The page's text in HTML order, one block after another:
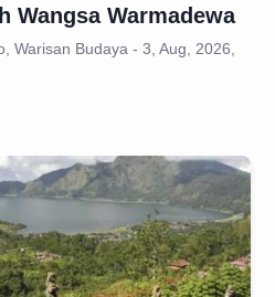
Wangsa Warmadewa
Warisan Budaya - 3, Aug, 2026,